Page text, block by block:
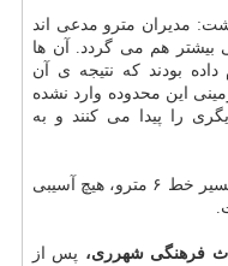
داشت: مدیران مترو مدعی اند
بیشتر هم می گردد. آن ها
بودند كه نتیجه ی آن
این محدوده وارد نشده
را پیدا می كنند و به
به گفته ی وی، به واسطه ی دور شدن مسیر خط ۶ مترو، هیچ آسیبی
فرهنگی شهرری، پس از